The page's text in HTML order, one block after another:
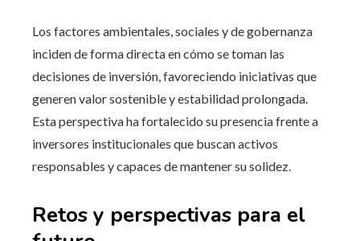
Los factores ambientales, sociales y de gobernanza
inciden de forma directa en cómo se toman las
decisiones de inversión, favoreciendo iniciativas que
generen valor sostenible y estabilidad prolongada.
Esta perspectiva ha fortalecido su presencia frente a
inversores institucionales que buscan activos
responsables y capaces de mantener su solidez.
Retos y perspectivas para el